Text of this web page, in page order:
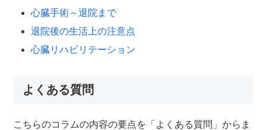
心臓手術～退院まで
退院後の生活上の注意点
心臓リハビリテーション
よくある質問
こちらのコラムの内容の要点を「よくある質問」からま